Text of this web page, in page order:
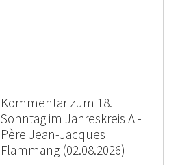
Kommentar zum 18.
Sonntag im Jahreskreis A -
Père Jean-Jacques
Flammang (02.08.2026)